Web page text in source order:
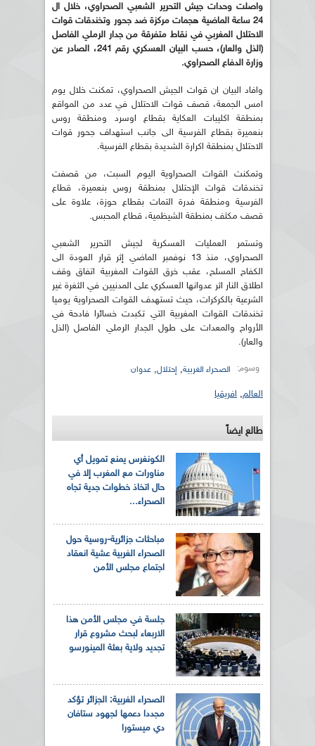
واصلت وحدات جيش التحرير الشعبي الصحراوي، خلال ال
24 ساعة الماضية هجمات مركزة ضد جحور وتخندقات قوات
الاحتلال المغربي في نقاط متفرقة من جدار الرملي الفاصل
(الذل والعار)، حسب البيان العسكري رقم 241، الصادر عن
وزارة الدفاع الصحراوي.
وافاد البيان ان قوات الجيش الصحراوي، تمكنت خلال يوم
امس الجمعة، قصف قوات الاحتلال في عدد من المواقع
بمنطقة اكليبات العكاية بقطاع اوسرد ومنطقة روس
بنعميرة بقطاع الفرسية الى جانب استهداف جحور قوات
الاحتلال بمنطقة اكرارة الشديدة بقطاع الفرسية.
وتمكنت القوات الصحراوية اليوم السبت، من قصفت
تخندقات قوات الإحتلال بمنطقة روس بنعميرة، قطاع
الفرسية ومنطقة فدرة التمات بقطاع حوزة، علاوة على
قصف مكثف بمنطقة الشيظمية، قطاع المحبس.
وتستمر العمليات العسكرية لجيش التحرير الشعبي
الصحراوي، منذ 13 نوفمبر الماضي إثر قرار العودة الى
الكفاح المسلح، عقب خرق القوات المغربية اتفاق وقف
اطلاق النار اثر عدوانها العسكري على المدنيين في الثغرة غير
الشرعية بالكركرات، حيث تستهدف القوات الصحراوية يوميا
تخندقات القوات المغربية التي تكبدت خسائرا فادحة في
الأرواح والمعدات على طول الجدار الرملي الفاصل (الذل
والعار).
وسوم: الصحراء الغربية, إحتلال, عدوان
العالم, افريقيا
طالع ايضاً
الكونغرس يمنع تمويل أي
مناورات مع المغرب إلا في
حال اتخاذ خطوات جدية تجاه
الصحراء...
مباحثات جزائرية-روسية حول
الصحراء الغربية عشية انعقاد
اجتماع مجلس الأمن
جلسة في مجلس الأمن هذا
الاربعاء لبحث مشروع قرار
تجديد ولاية بعثة المينورسو
الصحراء الغربية: الجزائر تؤكد
مجددا دعمها لجهود ستافان
دي ميستورا